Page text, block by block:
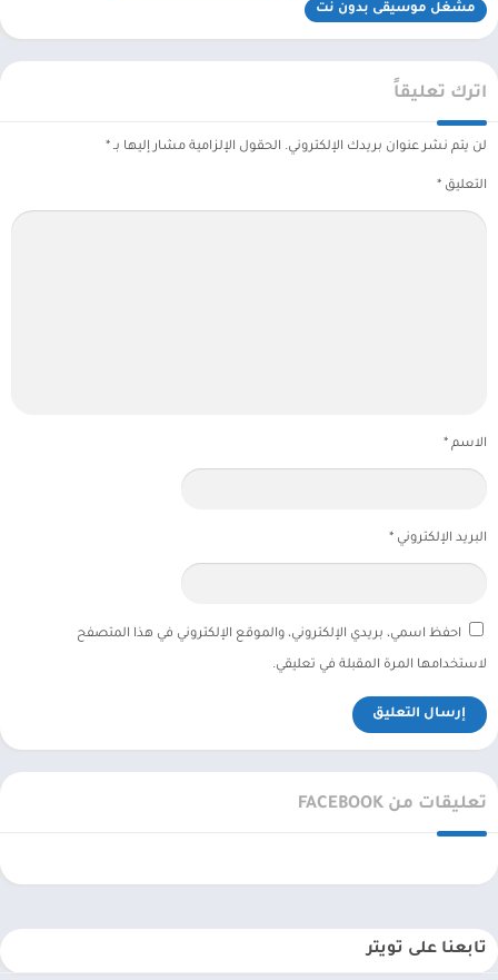
مشغل موسيقى بدون نت
اترك تعليقاً
لن يتم نشر عنوان بريدك الإلكتروني. الحقول الإلزامية مشار إليها بـ *
التعليق *
الاسم *
البريد الإلكتروني *
احفظ اسمي، بريدي الإلكتروني، والموقع الإلكتروني في هذا المتصفح
لاستخدامها المرة المقبلة في تعليقي.
تعليقات من FACEBOOK
تابعنا على تويتر